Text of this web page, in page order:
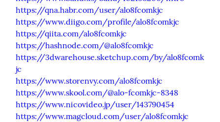
https://qna.habr.com/user/alo8fcomkjc
https://www.diigo.com/profile/alo8fcomkjc
https://qiita.com/alo8fcomkjc
https://hashnode.com/@alo8fcomkjc
https://3dwarehouse.sketchup.com/by/alo8fcomk
jc
https://www.storenvy.com/alo8fcomkjc
https://www.skool.com/@alo-fcomkjc-8348
https://www.nicovideo.jp/user/143790454
https://www.magcloud.com/user/alo8fcomkjc